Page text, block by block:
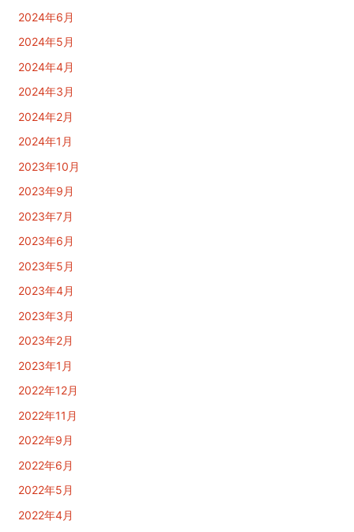
2024年6月
2024年5月
2024年4月
2024年3月
2024年2月
2024年1月
2023年10月
2023年9月
2023年7月
2023年6月
2023年5月
2023年4月
2023年3月
2023年2月
2023年1月
2022年12月
2022年11月
2022年9月
2022年6月
2022年5月
2022年4月